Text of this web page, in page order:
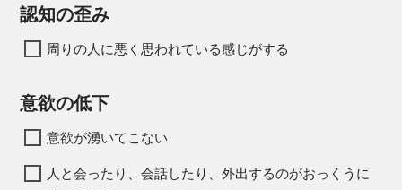
認知の歪み
周りの人に悪く思われている感じがする
意欲の低下
意欲が湧いてこない
人と会ったり、会話したり、外出するのがおっくうに